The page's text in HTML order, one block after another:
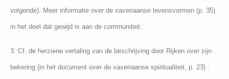
volgende). Meer informatie over de xaveriaanse levensvormen (p. 35)
in het deel dat gewijd is aan de communiteit.
3. Cf. de herziene vertaling van de beschrijving door Rijken over zijn
bekering (in het document over de xaveriaanse spiritualiteit, p. 23) :